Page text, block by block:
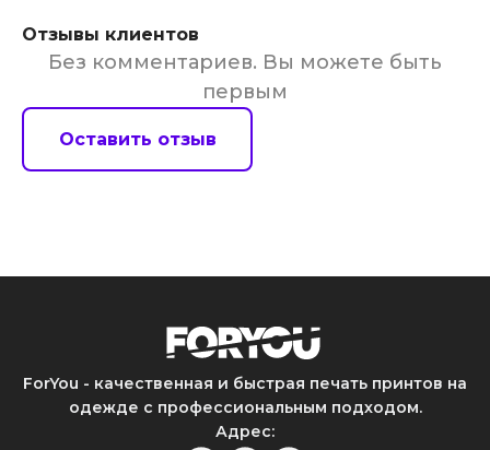
Отзывы клиентов
Без комментариев. Вы можете быть
первым
Оставить отзыв
ForYou - качественная и быстрая печать принтов на
одежде с профессиональным подходом.
Адрес: